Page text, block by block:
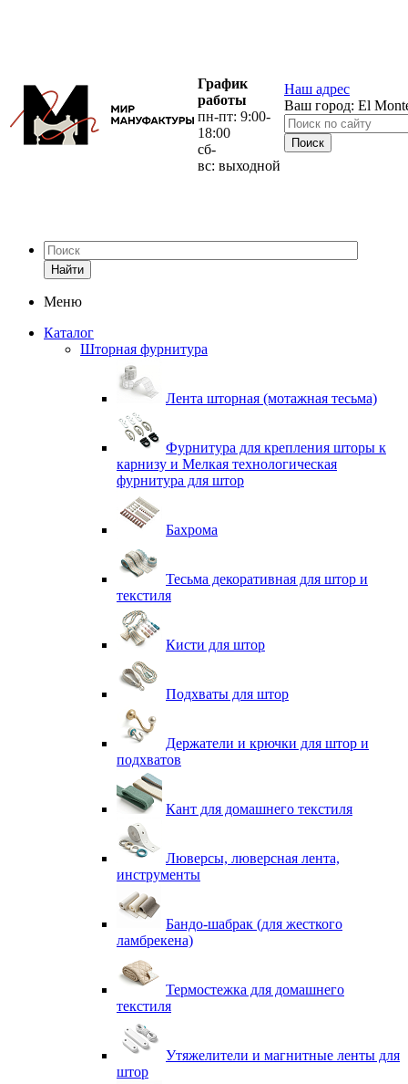
График
работы
пн-пт: 9:00-
18:00
сб-
вс: выходной
Наш адрес
Ваш город: El
Найти
Меню
Каталог
Шторная фурнитура
Лента шторная (мотажная тесьма)
Фурнитура для крепления шторы к
карнизу и Мелкая технологическая
фурнитура для штор
Бахрома
Тесьма декоративная для штор и
текстиля
Кисти для штор
Подхваты для штор
Держатели и крючки для штор и
подхватов
Кант для домашнего текстиля
Люверсы, люверсная лента,
инструменты
Бандо-шабрак (для жесткого
ламбрекена)
Термостежка для домашнего
текстиля
Утяжелители и магнитные ленты для
штор